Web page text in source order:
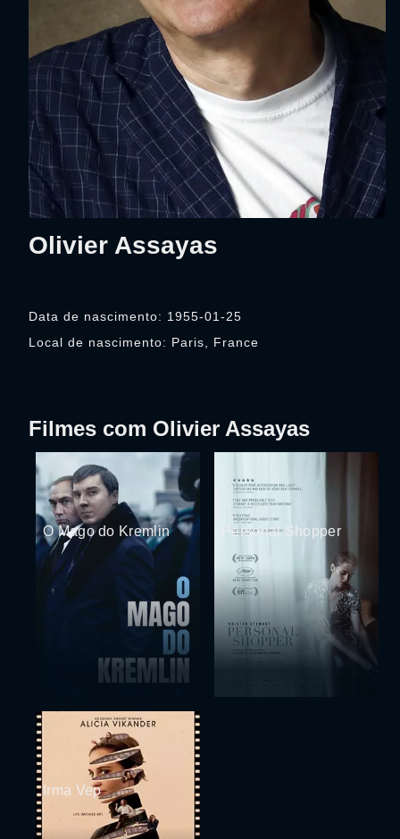
Olivier Assayas
Data de nascimento: 1955-01-25
Local de nascimento: Paris, France
Filmes com Olivier Assayas
O Mago do Kremlin Personal Shopper
Irma Vep